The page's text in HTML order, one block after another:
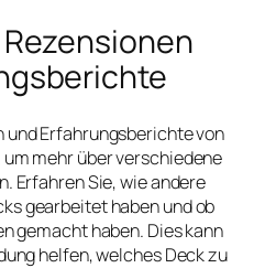
und Erfahrungsberichte von
mehr über verschiedene
Erfahren Sie, wie andere
gearbeitet haben und ob
gemacht haben. Dies kann
helfen, welches Deck zu